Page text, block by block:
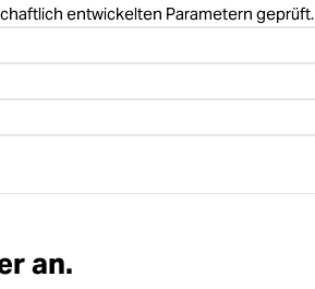
entwickelten Parametern geprüft.
an.